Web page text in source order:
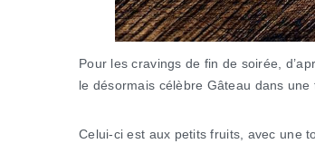
Pour les cravings de fin de soirée,
le désormais célèbre Gâteau dans une
Celui-ci est aux petits fruits, avec une